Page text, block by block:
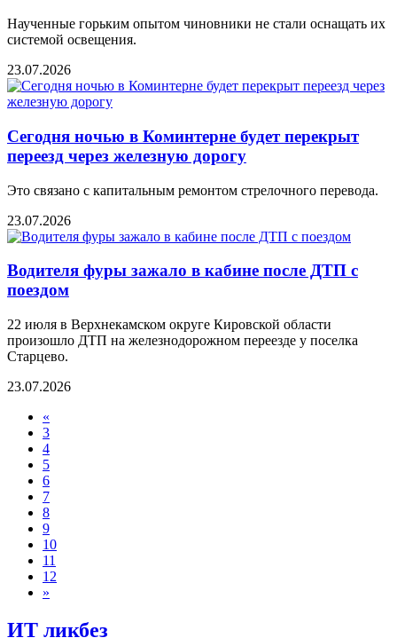
Наученные горьким опытом чиновники не стали оснащать их
системой освещения.
23.07.2026
Сегодня ночью в Коминтерне будет перекрыт
переезд через железную дорогу
Это связано с капитальным ремонтом стрелочного перевода.
23.07.2026
Водителя фуры зажало в кабине после ДТП с
поездом
22 июля в Верхнекамском округе Кировской области
произошло ДТП на железнодорожном переезде у поселка
Старцево.
23.07.2026
«
3
4
5
6
7
8
9
10
11
12
»
ИТ ликбез